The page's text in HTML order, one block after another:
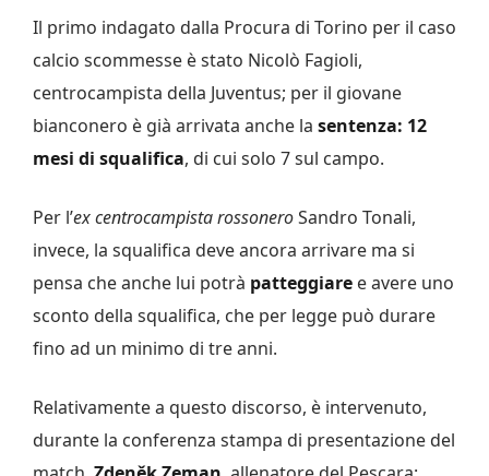
Il primo indagato dalla Procura di Torino per il caso
calcio scommesse è stato Nicolò Fagioli,
centrocampista della Juventus; per il giovane
bianconero è già arrivata anche la sentenza: 12
mesi di squalifica, di cui solo 7 sul campo.
Per l’ex centrocampista rossoneroSandro Tonali,
invece, la squalifica deve ancora arrivare ma si
pensa che anche lui potrà patteggiare e avere uno
sconto della squalifica, che per legge può durare
fino ad un minimo di tre anni.
Relativamente a questo discorso, è intervenuto,
durante la conferenza stampa di presentazione del